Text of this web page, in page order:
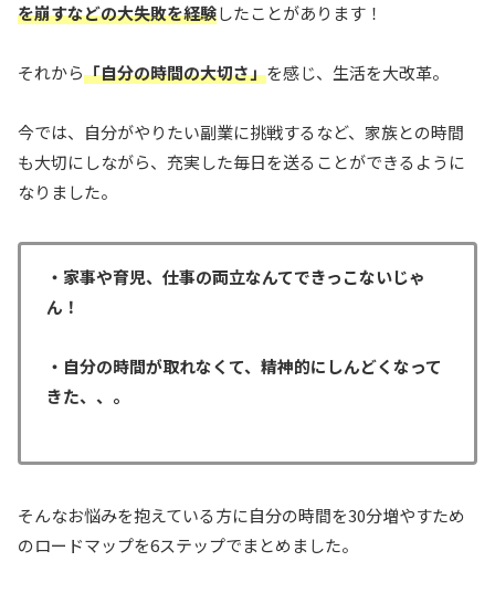
を崩すなどの大失敗を経験したことがあります！
それから「自分の時間の大切さ」を感じ、生活を大改革。
今では、自分がやりたい副業に挑戦するなど、家族との時間
も大切にしながら、充実した毎日を送ることができるように
なりました。
・家事や育児、仕事の両立なんてできっこないじゃ
ん！
・自分の時間が取れなくて、精神的にしんどくなって
きた、、。
そんなお悩みを抱えている方に自分の時間を30分増やすため
のロードマップを6ステップでまとめました。